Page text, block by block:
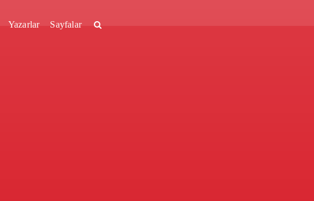
Yazarlar Sayfalar